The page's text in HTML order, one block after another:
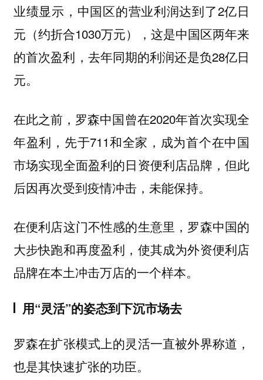
业绩显示，中国区的营业利润达到了2亿日
元（约折合1030万元），这是中国区两年来
的首次盈利，去年同期的利润还是负28亿日
元。
在此之前，罗森中国曾在2020年首次实现全
年盈利，先于711和全家，成为首个在中国
市场实现全面盈利的日资便利店品牌，但此
后因再次受到疫情冲击，未能保持。
在便利店这门不性感的生意里，罗森中国的
大步快跑和再度盈利，使其成为外资便利店
品牌在本土冲击万店的一个样本。
用“灵活”的姿态到下沉市场去
罗森在扩张模式上的灵活一直被外界称道，
也是其快速扩张的功臣。